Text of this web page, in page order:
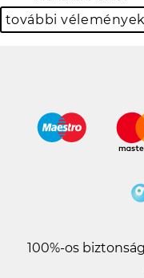
további vélemények
100%-os